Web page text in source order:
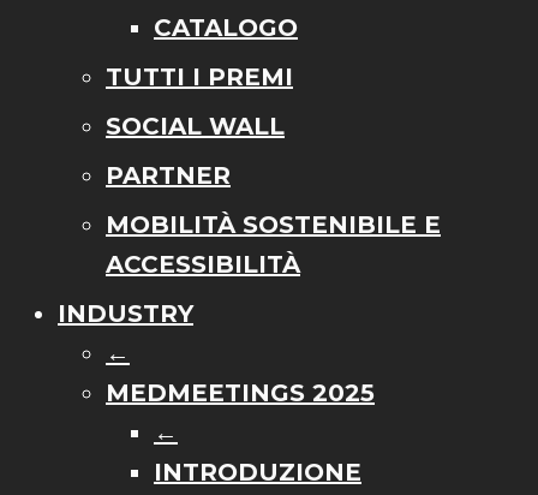
CATALOGO
TUTTI I PREMI
SOCIAL WALL
PARTNER
MOBILITÀ SOSTENIBILE E
ACCESSIBILITÀ
INDUSTRY
←
MEDMEETINGS 2025
←
INTRODUZIONE